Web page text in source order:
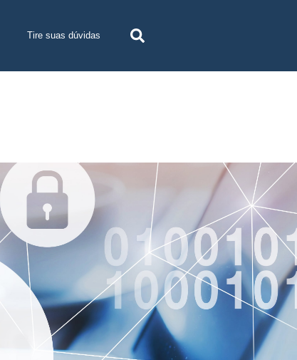
Tire suas dúvidas